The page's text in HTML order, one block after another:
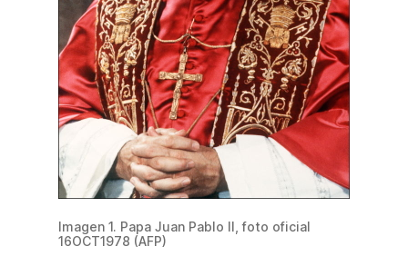
Imagen 1. Papa Juan Pablo II, foto oficial
16OCT1978 (AFP)